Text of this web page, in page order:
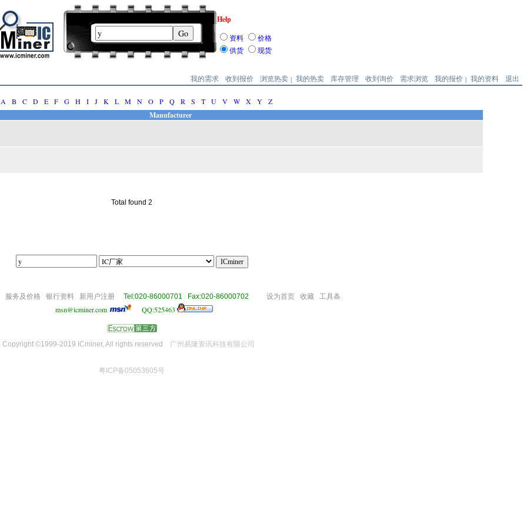
Help
资料
价格
供货
现货
我的需求 收到报价 浏览热卖 | 我的热卖 库存管理 收到询价 需求浏览 我的报价 | 我的资料 退出
A B C D E F G H I J K L M N O P Q R S T U V W X Y Z
Manufacturer
Total found 2
服务及价格 银行资料 新用户注册 Tel:020-86000701 Fax:020-86000702 设为首页 收藏 工具条
msn@icminer.com QQ:525463
Copyright ©1999-2019 ICminer, All rights reserved 广州易隆资讯科技有限公司
粤ICP备05053605号